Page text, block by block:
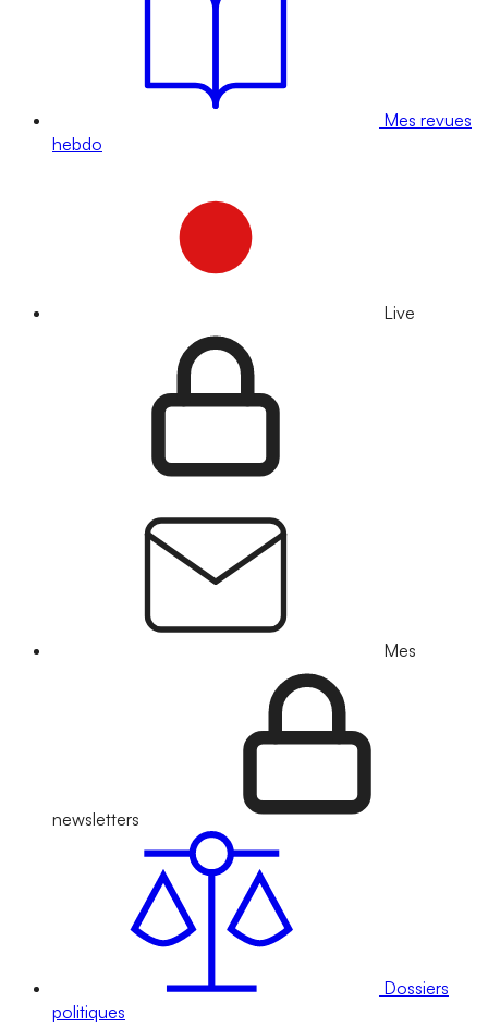
Mes revues
hebdo
Live
Mes
newsletters
Dossiers
politiques